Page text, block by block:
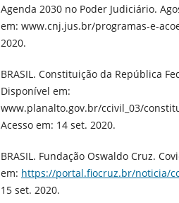
Agenda 2030 no Poder Judiciário.
em: www.cnj.jus.br/programas-e-
2020.
BRASIL. Constituição da República
Disponível em:
www.planalto.gov.br/ccivil_03/
Acesso em: 14 set. 2020.
BRASIL. Fundação Oswaldo Cruz.
em: https://portal.fiocruz.br/noticia/
15 set. 2020.